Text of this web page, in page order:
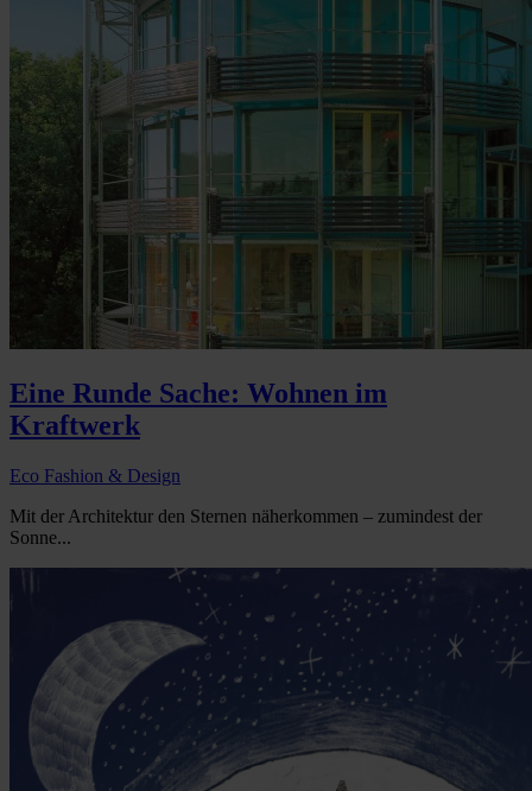
Eine Runde Sache: Wohnen im
Kraftwerk
Eco Fashion & Design
Mit der Architektur den Sternen näherkommen – zumindest der
Sonne...